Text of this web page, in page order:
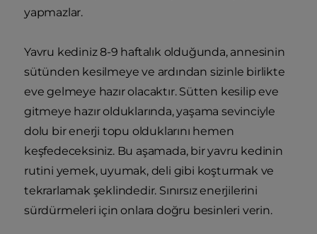
yapmazlar.
Yavru kediniz 8-9 haftalık olduğunda, annesinin
sütünden kesilmeye ve ardından sizinle birlikte
eve gelmeye hazır olacaktır. Sütten kesilip eve
gitmeye hazır olduklarında, yaşama sevinciyle
dolu bir enerji topu olduklarını hemen
keşfedeceksiniz. Bu aşamada, bir yavru kedinin
rutini yemek, uyumak, deli gibi koşturmak ve
tekrarlamak şeklindedir. Sınırsız enerjilerini
sürdürmeleri için onlara doğru besinleri verin.